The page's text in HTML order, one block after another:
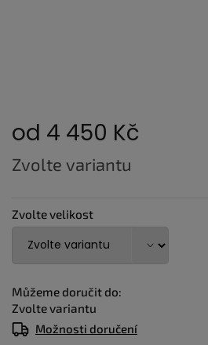
od 4 450 Kč
Měrná
cena:
Zvolte variantu
Zvolte velikost
Můžeme doručit do:
Zvolte variantu
Možnosti doručení